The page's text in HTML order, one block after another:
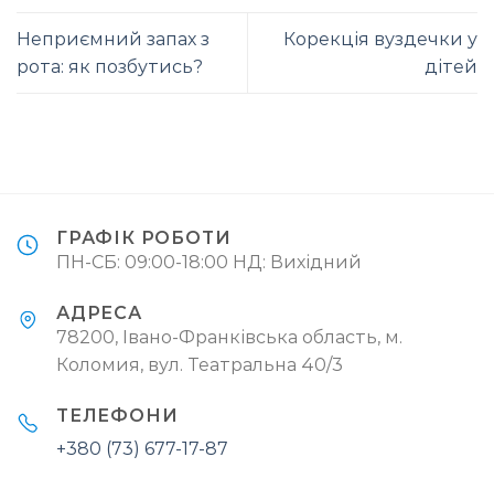
Неприємний запах з
рота: як позбутись?
Корекція вуздечки у
дітей
ГРАФІК РОБОТИ
ПН-СБ: 09:00-18:00 НД: Вихідний
АДРЕСА
78200, Івано-Франківська область, м.
Коломия, вул. Театральна 40/3
ТЕЛЕФОНИ
+380 (73) 677-17-87